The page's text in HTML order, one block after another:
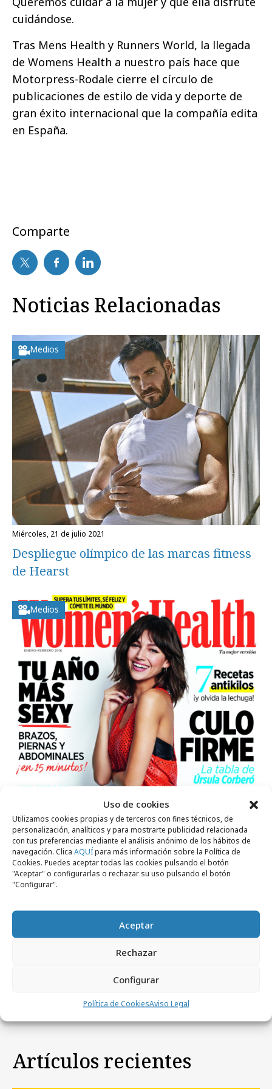
Uso de cookies
Utilizamos cookies propias y de terceros con fines técnicos, de
personalización, analíticos y para mostrarte publicidad relacionada
con tus preferencias mediante el análisis anónimo de los hábitos de
navegación. Clica AQUÍpara más información sobre la Política de
Cookies. Puedes aceptar todas las cookies pulsando el botón
"Aceptar" o configurarlas o rechazar su uso pulsando el botón
"Configurar".
Aceptar
Rechazar
Configurar
Política de CookiesAviso Legal
cuidándose.
Tras Mens Health y Runners World, la llegada
de Womens Health a nuestro país hace que
Motorpress-Rodale cierre el círculo de
publicaciones de estilo de vida y deporte de
gran éxito internacional que la compañía edita
en España.
Comparte
Noticias Relacionadas
Medios
miércoles, 21 de julio 2021
Despliegue olímpico de las marcas fitness
de Hearst
Medios
miércoles, 23 de diciembre 2015
Úrsula Corberó, portada de Women´s
Artículos recientes